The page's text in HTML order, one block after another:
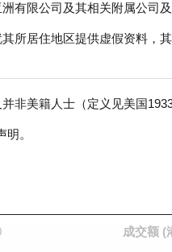
有限公司及其相关附属公司
所居住地区提供虚假资料，
非美籍人士（定义见美国
。
HSI 恒生指数
成交额 (